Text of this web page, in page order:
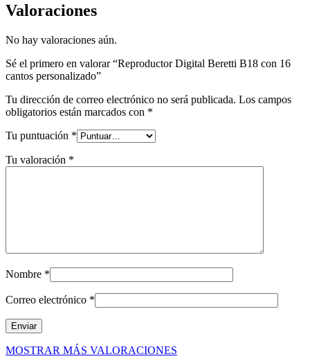
Valoraciones
No hay valoraciones aún.
Sé el primero en valorar “Reproductor Digital Beretti B18 con 16
cantos personalizado”
Tu dirección de correo electrónico no será publicada. Los campos
obligatorios están marcados con *
Tu puntuación *
Tu valoración *
Nombre *
Correo electrónico *
MOSTRAR MÁS VALORACIONES